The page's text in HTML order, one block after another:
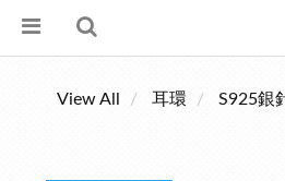
View All 耳環 S925銀